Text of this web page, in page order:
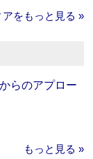
をもっと見る »
らのアプロー
もっと見る »